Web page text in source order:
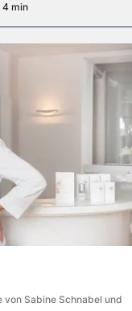
4 min
von Sabine Schnabel und